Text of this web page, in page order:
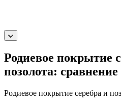
Родиевое покрытие
позолота:
Родиевое покрытие серебра и